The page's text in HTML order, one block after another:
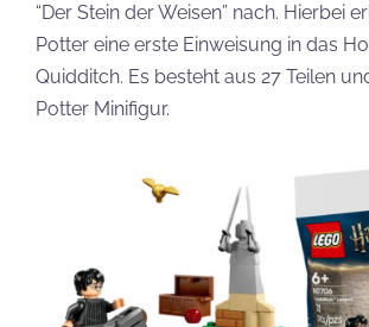
“Der Stein der Weisen” nach. Hierbei
Potter eine erste Einweisung in das
Quidditch. Es besteht aus 27 Teilen
Potter Minifigur.